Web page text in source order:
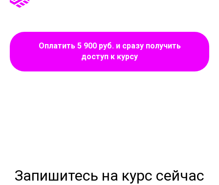
Оплатить 5 900 руб. и сразу получить
доступ к курсу
Запишитесь на курс сейчас